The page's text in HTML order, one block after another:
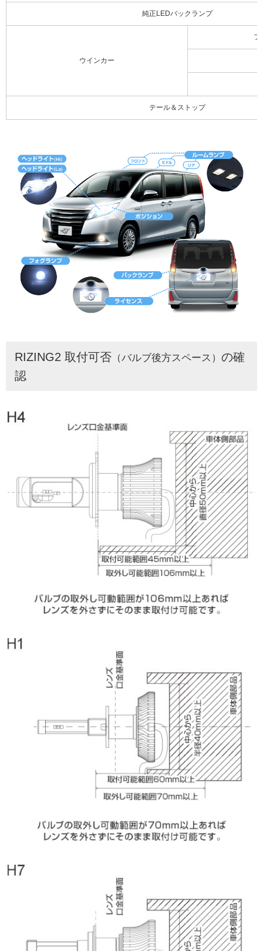
純正LEDバックランプ
ウインカー
フ
テール＆ストップ
RIZING2 取付可否 （バルブ後方スペース） の確
認